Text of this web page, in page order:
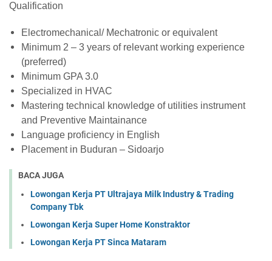
Qualification
Electromechanical/ Mechatronic or equivalent
Minimum 2 – 3 years of relevant working experience
(preferred)
Minimum GPA 3.0
Specialized in HVAC
Mastering technical knowledge of utilities instrument
and Preventive Maintainance
Language proficiency in English
Placement in Buduran – Sidoarjo
BACA JUGA
Lowongan Kerja PT Ultrajaya Milk Industry & Trading
Company Tbk
Lowongan Kerja Super Home Konstraktor
Lowongan Kerja PT Sinca Mataram